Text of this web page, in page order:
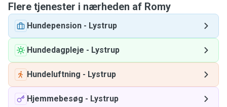
Flere tjenester i nærheden af ​​Romy
Hundepension - Lystrup
Hundedagpleje - Lystrup
Hundeluftning - Lystrup
Hjemmebesøg - Lystrup